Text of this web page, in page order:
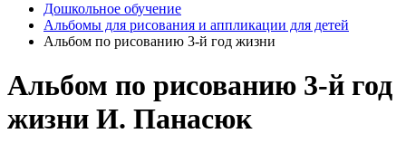
Дошкольное обучение
Альбомы для рисования и аппликации для детей
Альбом по рисованию 3-й год жизни
Альбом по рисованию 3-й год
жизни И. Панасюк